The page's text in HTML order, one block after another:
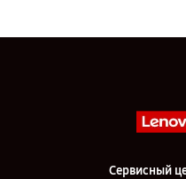
Сервисный